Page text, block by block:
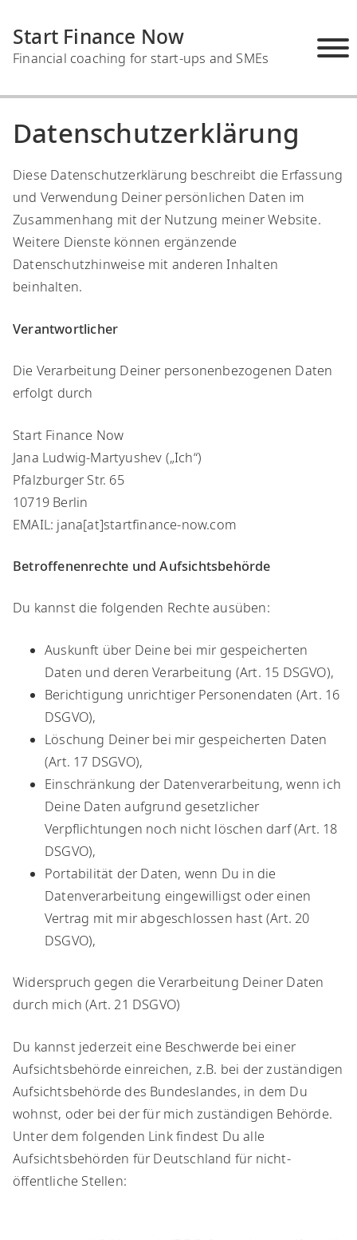
t
Start Finance Now
Financial coaching for start-ups and SMEs
Home
Services
Online Kurs Digitale Finanzabteilung
Finance für Start-ups und Mittelstand
Über mich
Datenschutzerklärung
Diese Datenschutzerklärung beschreibt die Erfassung
und Verwendung Deiner persönlichen Daten im
Zusammenhang mit der Nutzung meiner Website.
Weitere Dienste können ergänzende
Datenschutzhinweise mit anderen Inhalten
beinhalten.
Verantwortlicher
​Die Verarbeitung Deiner personenbezogenen Daten
erfolgt durch
​Start Finance Now
Jana Ludwig-Martyushev („Ich“)
Pfalzburger Str. 65
10719 Berlin
EMAIL: jana[at]startfinance-now.com
Betroffenenrechte und Aufsichtsbehörde
Du kannst die folgenden Rechte ausüben:
​Auskunft über Deine bei mir gespeicherten
Daten und deren Verarbeitung (Art. 15 DSGVO),
Berichtigung unrichtiger Personendaten (Art. 16
DSGVO),
Löschung Deiner bei mir gespeicherten Daten
(Art. 17 DSGVO),
Einschränkung der Datenverarbeitung, wenn ich
Deine Daten aufgrund gesetzlicher
Verpflichtungen noch nicht löschen darf (Art. 18
DSGVO),
Portabilität der Daten, wenn Du in die
Datenverarbeitung eingewilligst oder einen
Vertrag mit mir abgeschlossen hast (Art. 20
DSGVO),
​Widerspruch gegen die Verarbeitung Deiner Daten
durch mich (Art. 21 DSGVO)
​Du kannst jederzeit eine Beschwerde bei einer
Aufsichtsbehörde einreichen, z.B. bei der zuständigen
Aufsichtsbehörde des Bundeslandes, in dem Du
wohnst, oder bei der für mich zuständigen Behörde.
Unter dem folgenden Link findest Du alle
Aufsichtsbehörden für Deutschland für nicht-
öffentliche Stellen: